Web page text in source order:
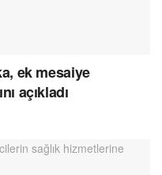
ek mesaiye
açıkladı